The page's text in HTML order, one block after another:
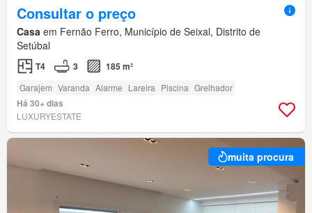
Consultar o preço
Casa em Fernão Ferro, Município de Seixal, Distrito de
Setúbal
T4 3 185 m²
Garajem Varanda Alarme Lareira Piscina Grelhador
Há 30+ dias
LUXURYESTATE
muita procura